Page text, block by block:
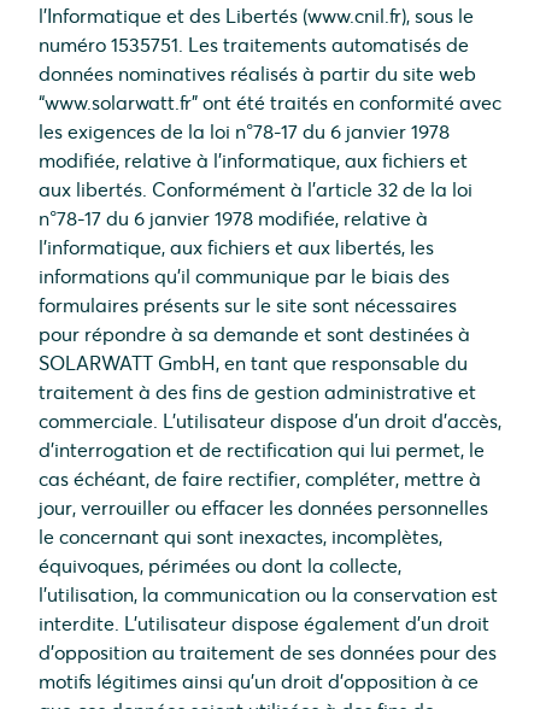
l’Informatique et des Libertés (www.cnil.fr), sous le
numéro 1535751. Les traitements automatisés de
données nominatives réalisés à partir du site web
“www.solarwatt.fr” ont été traités en conformité avec
les exigences de la loi n°78-17 du 6 janvier 1978
modifiée, relative à l’informatique, aux fichiers et
aux libertés. Conformément à l’article 32 de la loi
n°78-17 du 6 janvier 1978 modifiée, relative à
l’informatique, aux fichiers et aux libertés, les
informations qu’il communique par le biais des
formulaires présents sur le site sont nécessaires
pour répondre à sa demande et sont destinées à
SOLARWATT GmbH, en tant que responsable du
traitement à des fins de gestion administrative et
commerciale. L’utilisateur dispose d’un droit d’accès,
d’interrogation et de rectification qui lui permet, le
cas échéant, de faire rectifier, compléter, mettre à
jour, verrouiller ou effacer les données personnelles
le concernant qui sont inexactes, incomplètes,
équivoques, périmées ou dont la collecte,
l’utilisation, la communication ou la conservation est
interdite. L’utilisateur dispose également d’un droit
d’opposition au traitement de ses données pour des
motifs légitimes ainsi qu’un droit d’opposition à ce